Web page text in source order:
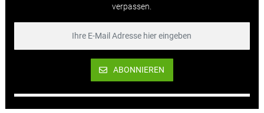
verpassen.
ABONNIEREN